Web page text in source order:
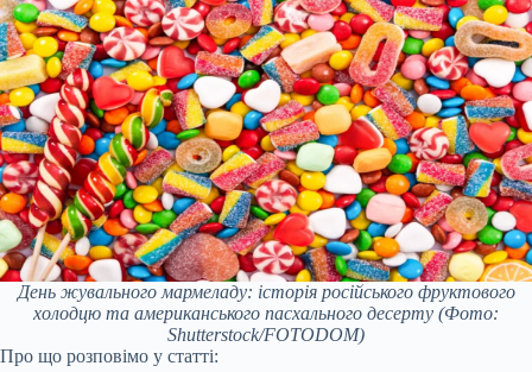
День жувального мармеладу: історія російського фруктового
холодцю та американського пасхального десерту (Фото:
Shutterstock/FOTODOM)
Про що розповімо у статті: